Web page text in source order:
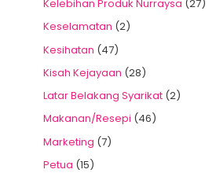
Kelebihan Produk Nurraysa (27)
Keselamatan (2)
Kesihatan (47)
Kisah Kejayaan (28)
Latar Belakang Syarikat (2)
Makanan/Resepi (46)
Marketing (7)
Petua (15)